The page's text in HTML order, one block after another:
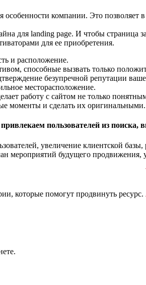
компании. Это позволяет
для landing page. И чтобы страница
для ее приобретения.
и расположение.
способные вызвать только
безупречной репутации
месторасположение.
работу с сайтом не только
моменты и сделать их оригинальными.
пользователей из поиска,
увеличение клиентской
мероприятий будущего
которые помогут продвинуть ресурс.